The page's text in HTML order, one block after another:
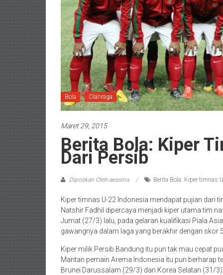
Bola Olahraga
Maret 29, 2015
Berita Bola: Kiper
Dari Persib
Diposkan Oleh:aessina Berita Bola: Kiper timnas
Kiper timnas U-22 Indonesia mendapat pujian dari
Natshir Fadhil dipercaya menjadi kiper utama tim
Jumat (27/3) lalu, pada gelaran kualifikasi Piala
gawangnya dalam laga yang berakhir dengan skor
Kiper milik Persib Bandung itu pun tak mau cepat
Mantan pemain Arema Indonesia itu pun berharap
Brunei Darussalam (29/3) dan Korea Selatan (31/